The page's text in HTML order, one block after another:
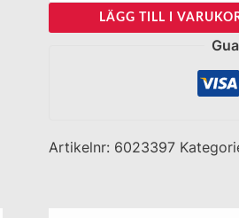
LÄGG TILL I
Artikelnr: 6023397